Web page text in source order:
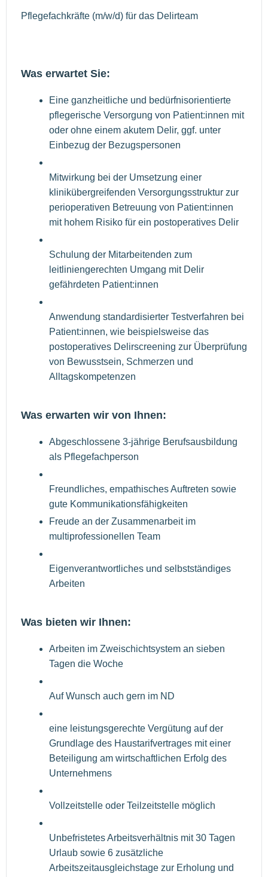
Pflegefachkräfte (m/w/d) für das Delirteam
Was erwartet Sie:
Eine ganzheitliche und bedürfnisorientierte
pflegerische Versorgung von Patient:innen mit
oder ohne einem akutem Delir, ggf. unter
Einbezug der Bezugspersonen
Mitwirkung bei der Umsetzung einer
klinikübergreifenden Versorgungsstruktur zur
perioperativen Betreuung von Patient:innen
mit hohem Risiko für ein postoperatives Delir
Schulung der Mitarbeitenden zum
leitliniengerechten Umgang mit Delir
gefährdeten Patient:innen
Anwendung standardisierter Testverfahren bei
Patient:innen, wie beispielsweise das
postoperatives Delirscreening zur Überprüfung
von Bewusstsein, Schmerzen und
Alltagskompetenzen
Was erwarten wir von Ihnen:
Abgeschlossene 3-jährige Berufsausbildung
als Pflegefachperson
Freundliches, empathisches Auftreten sowie
gute Kommunikationsfähigkeiten
Freude an der Zusammenarbeit im
multiprofessionellen Team
Eigenverantwortliches und selbstständiges
Arbeiten
Was bieten wir Ihnen:
Arbeiten im Zweischichtsystem an sieben
Tagen die Woche
Auf Wunsch auch gern im ND
eine leistungsgerechte Vergütung auf der
Grundlage des Haustarifvertrages mit einer
Beteiligung am wirtschaftlichen Erfolg des
Unternehmens
Vollzeitstelle oder Teilzeitstelle möglich
Unbefristetes Arbeitsverhältnis mit 30 Tagen
Urlaub sowie 6 zusätzliche
Arbeitszeitausgleichstage zur Erholung und